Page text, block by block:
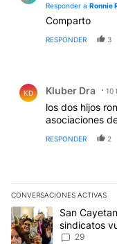
Responder a Ronnie
Comparto
RESPONDER 3
KD Kluber Dra 10
los dos hijos
asociaciones
RESPONDER 2
CONVERSACIONES ACTIVAS
Este listado muestra
Un artículo de
San
sindicatos
reclamos al
29